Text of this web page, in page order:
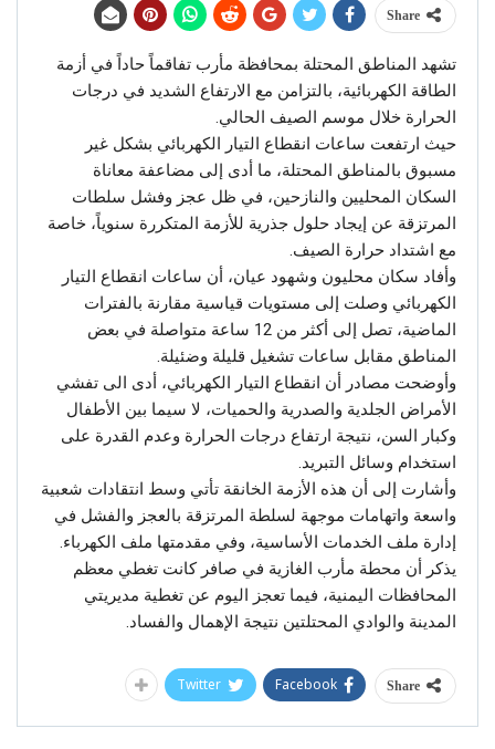
Share
تشهد المناطق المحتلة بمحافظة مأرب تفاقماً حاداً في أزمة
الطاقة الكهربائية، بالتزامن مع الارتفاع الشديد في درجات
الحرارة خلال موسم الصيف الحالي.
حيث ارتفعت ساعات انقطاع التيار الكهربائي بشكل غير
مسبوق بالمناطق المحتلة، ما أدى إلى مضاعفة معاناة
السكان المحليين والنازحين، في ظل عجز وفشل سلطات
المرتزقة عن إيجاد حلول جذرية للأزمة المتكررة سنوياً، خاصة
مع اشتداد حرارة الصيف.
وأفاد سكان محليون وشهود عيان، أن ساعات انقطاع التيار
الكهربائي وصلت إلى مستويات قياسية مقارنة بالفترات
الماضية، تصل إلى أكثر من 12 ساعة متواصلة في بعض
المناطق مقابل ساعات تشغيل قليلة وضئيلة.
وأوضحت مصادر أن انقطاع التيار الكهربائي، أدى الى تفشي
الأمراض الجلدية والصدرية والحميات، لا سيما بين الأطفال
وكبار السن، نتيجة ارتفاع درجات الحرارة وعدم القدرة على
استخدام وسائل التبريد.
وأشارت إلى أن هذه الأزمة الخانقة تأتي وسط انتقادات شعبية
واسعة واتهامات موجهة لسلطة المرتزقة بالعجز والفشل في
إدارة ملف الخدمات الأساسية، وفي مقدمتها ملف الكهرباء.
يذكر أن محطة مأرب الغازية في صافر كانت تغطي معظم
المحافظات اليمنية، فيما تعجز اليوم عن تغطية مديريتي
المدينة والوادي المحتلتين نتيجة الإهمال والفساد.
Share
Facebook
Twitter